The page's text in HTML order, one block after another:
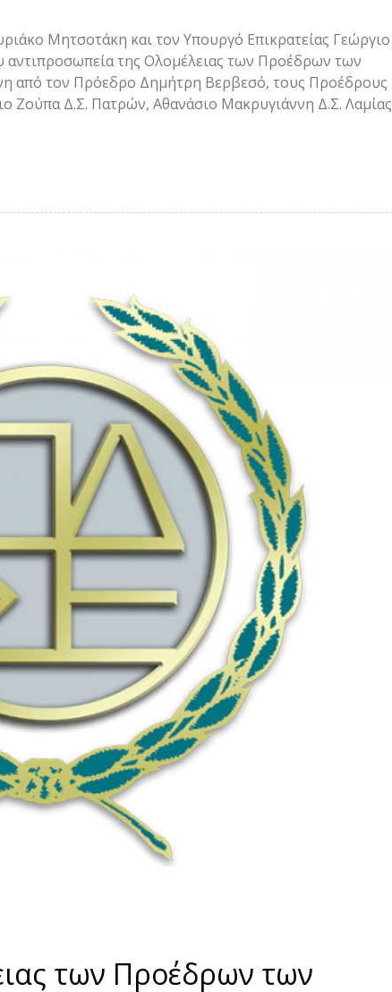
Μητσοτάκη και τον Υπουργό Επικρατείας Γεώργιο
της Ολομέλειας των Προέδρων των
από τον Πρόεδρο Δημήτρη Βερβεσό, τους Προέδρους
Ζούπα Δ.Σ. Πατρών, Αθανάσιο Μακρυγιάννη Δ.Σ.
των Προέδρων των